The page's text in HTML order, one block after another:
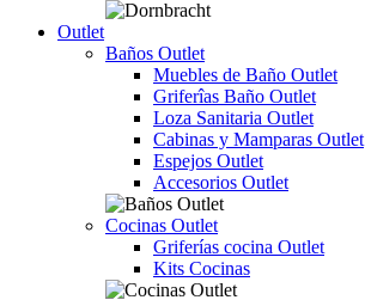
Outlet
Baños Outlet
Muebles de Baño Outlet
Griferîas Baño Outlet
Loza Sanitaria Outlet
Cabinas y Mamparas Outlet
Espejos Outlet
Accesorios Outlet
Cocinas Outlet
Griferías cocina Outlet
Kits Cocinas